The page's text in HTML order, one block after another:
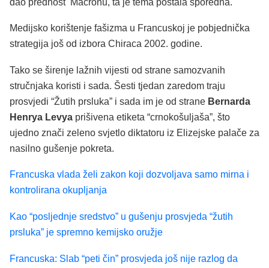
Medijsko korištenje fašizma u Francuskoj je pobjednička
strategija još od izbora Chiraca 2002. godine.
Tako se širenje lažnih vijesti od strane samozvanih
stručnjaka koristi i sada. Šesti tjedan zaredom traju
prosvjedi “Žutih prsluka” i sada im je od strane Bernarda
Henrya Levya prišivena etiketa “crnokošuljaša”, što
ujedno znači zeleno svjetlo diktatoru iz Elizejske palače za
nasilno gušenje pokreta.
Francuska vlada želi zakon koji dozvoljava samo mirna i
kontrolirana okupljanja
Kao “posljednje sredstvo” u gušenju prosvjeda “žutih
prsluka” je spremno kemijsko oružje
Francuska: Slab “peti čin” prosvjeda još nije razlog da